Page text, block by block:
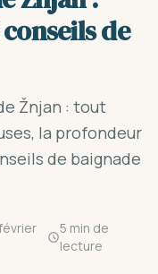
de
Žnjan : tout
la profondeur
de baignade
5 min de
lecture